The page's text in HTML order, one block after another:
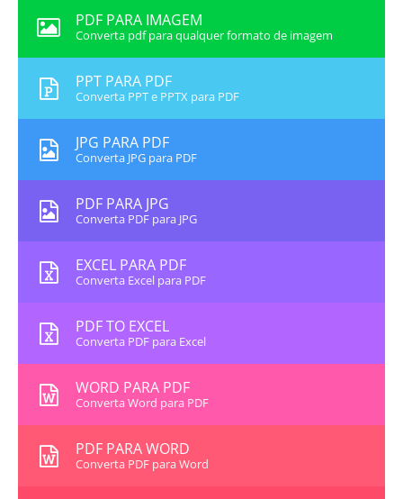
PDF PARA IMAGEM
Converta pdf para qualquer formato de imagem
PPT PARA PDF
Converta PPT e PPTX para PDF
JPG PARA PDF
Converta JPG para PDF
PDF PARA JPG
Converta PDF para JPG
EXCEL PARA PDF
Converta Excel para PDF
PDF TO EXCEL
Converta PDF para Excel
WORD PARA PDF
Converta Word para PDF
PDF PARA WORD
Converta PDF para Word